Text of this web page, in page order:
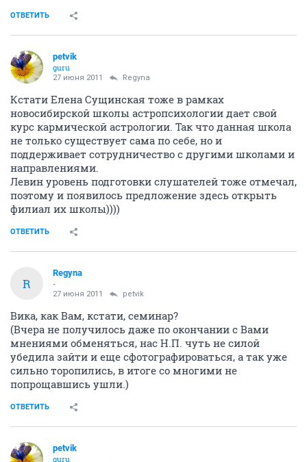
ОТВЕТИТЬ
petvik
guru
27 июня 2011 Regyna
Кстати Елена Сущинская тоже в рамках
новосибирской школы астропсихологии дает свой
курс кармической астрологии. Так что данная школа
не только существует сама по себе, но и
поддерживает сотрудничество с другими школами и
направлениями.
Левин уровень подготовки слушателей тоже отмечал,
поэтому и появилось предложение здесь открыть
филиал их школы))))
ОТВЕТИТЬ
R
Regyna
-
27 июня 2011 petvik
Вика, как Вам, кстати, семинар?
(Вчера не получилось даже по окончании с Вами
мнениями обменяться, нас Н.П. чуть не силой
убедила зайти и еще сфотографироваться, а так уже
сильно торопились, в итоге со многими не
попрощавшись ушли.)
ОТВЕТИТЬ
petvik
guru